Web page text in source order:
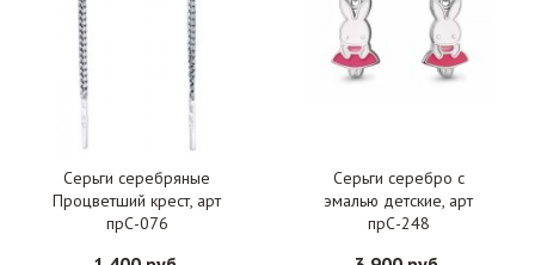
Серьги серебряные
Процветший крест, арт
прС-076
Серьги серебро с
эмалью детские, арт
прС-248